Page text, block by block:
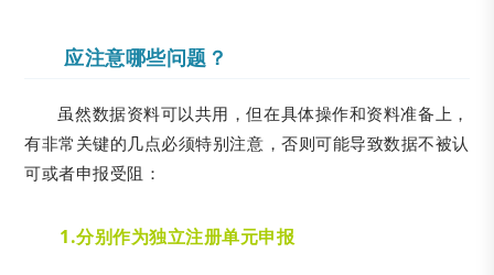
应注意哪些问题？
虽然数据资料可以共用，但在具体操作和资料准备上，
有非常关键的几点必须特别注意，否则可能导致数据不被认
可或者申报受阻：
1.分别作为独立注册单元申报